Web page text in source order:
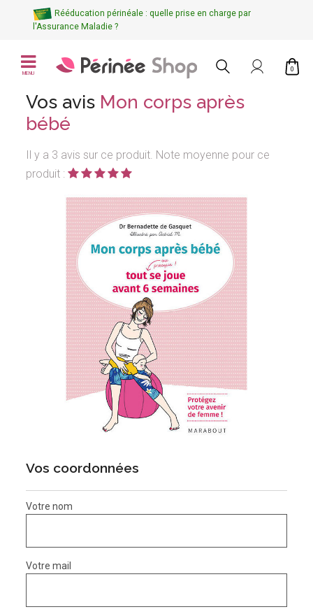
Rééducation périnéale : quelle prise en charge par
l'Assurance Maladie ?
MENU
0
Vos avis Mon corps après
bébé
Il y a 3 avis sur ce produit. Note moyenne pour ce
produit :
Vos coordonnées
Votre nom
Votre mail